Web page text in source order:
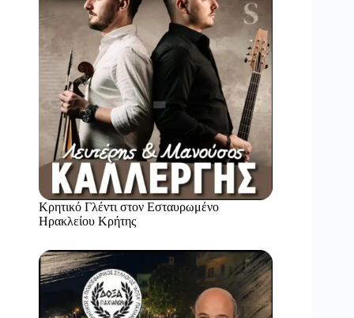
Κρητικό Γλέντι στον Εσταυρωμένο
Ηρακλείου Κρήτης